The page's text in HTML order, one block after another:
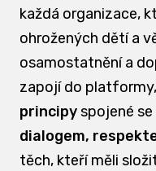
každá organizace,
ohrožených dětí a
osamostatnění a
zapojí do
principyspojené
dialogem,
těch, kteří měli